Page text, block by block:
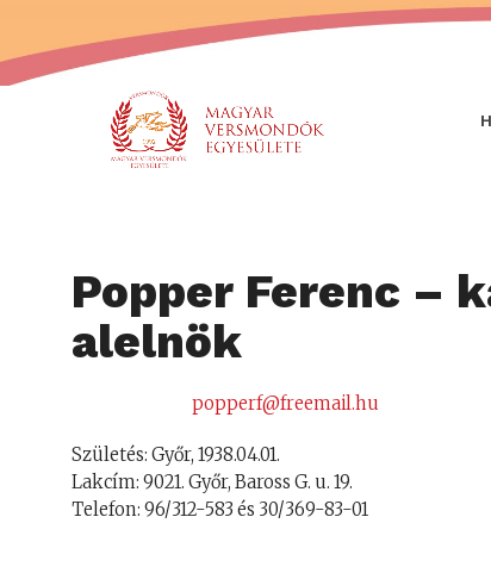
Popper Ferenc –
alelnök
popperf@freemail.hu
Születés: Győr, 1938.04.01.
Lakcím: 9021. Győr, Baross G. u. 19.
Telefon: 96/312-583 és 30/369-83-01